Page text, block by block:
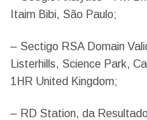
Itaim Bibi, São Paulo;
– Sectigo RSA Domain
Listerhills, Science Park,
1HR United Kingdom;
– RD Station, da